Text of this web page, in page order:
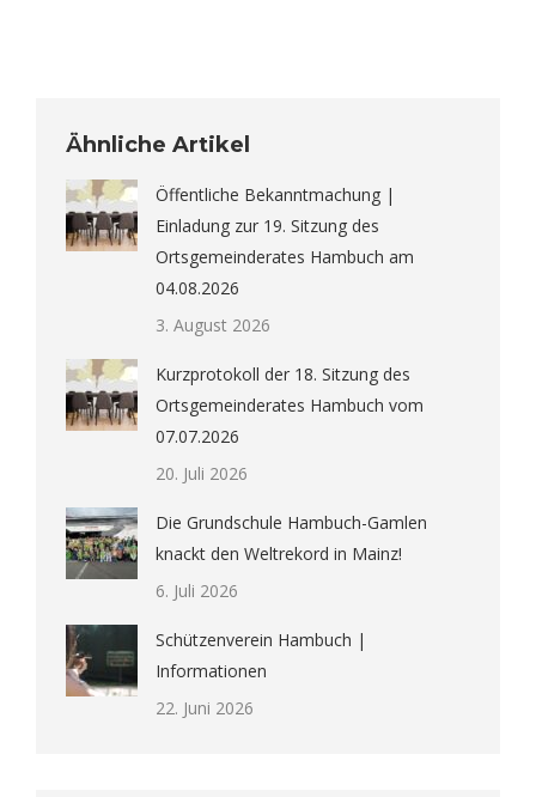
Ähnliche Artikel
Öffentliche Bekanntmachung |
Einladung zur 19. Sitzung des
Ortsgemeinderates Hambuch am
04.08.2026
3. August 2026
Kurzprotokoll der 18. Sitzung des
Ortsgemeinderates Hambuch vom
07.07.2026
20. Juli 2026
Die Grundschule Hambuch-Gamlen
knackt den Weltrekord in Mainz!
6. Juli 2026
Schützenverein Hambuch |
Informationen
22. Juni 2026